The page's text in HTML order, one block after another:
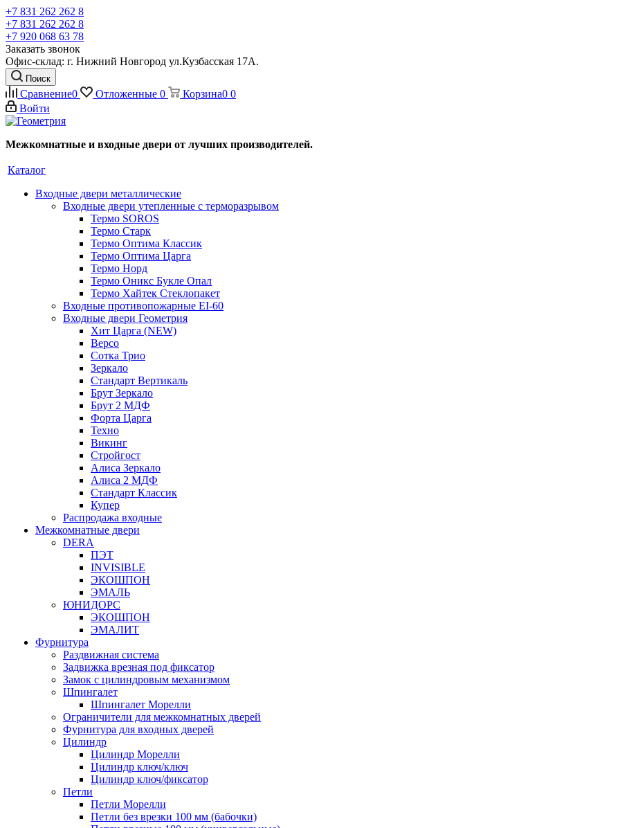
+7 831 262 262 8
+7 831 262 262 8
+7 920 068 63 78
Заказать звонок
Офис-склад: г. Нижний Новгород ул.Кузбасская 17А.
Поиск
Сравнение0 Отложенные 0 Корзина0 0
Войти
Межкомнатные и входные двери от лучших производителей.
Каталог
Входные двери металлические
Входные двери утепленные с терморазрывом
Термо SOROS
Термо Старк
Термо Оптима Классик
Термо Оптима Царга
Термо Норд
Термо Оникс Букле Опал
Термо Хайтек Стеклопакет
Входные противопожарные EI-60
Входные двери Геометрия
Хит Царга (NEW)
Версо
Сотка Трио
Зеркало
Стандарт Вертикаль
Брут Зеркало
Брут 2 МДФ
Форта Царга
Техно
Викинг
Стройгост
Алиса Зеркало
Алиса 2 МДФ
Стандарт Классик
Купер
Распродажа входные
Межкомнатные двери
DERA
ПЭТ
INVISIBLE
ЭКОШПОН
ЭМАЛЬ
ЮНИДОРС
ЭКОШПОН
ЭМАЛИТ
Фурнитура
Раздвижная система
Задвижка врезная под фиксатор
Замок с цилиндровым механизмом
Шпингалет
Шпингалет Морелли
Ограничители для межкомнатных дверей
Фурнитура для входных дверей
Цилиндр
Цилиндр Морелли
Цилиндр ключ/ключ
Цилиндр ключ/фиксатор
Петли
Петли Морелли
Петли без врезки 100 мм (бабочки)